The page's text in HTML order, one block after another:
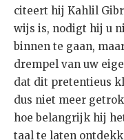
citeert hij Kahlil
wijs is, nodigt hij u
binnen te gaan,
drempel van uw
dat dit pretentieus
dus niet meer
hoe belangrijk hij
taal te laten